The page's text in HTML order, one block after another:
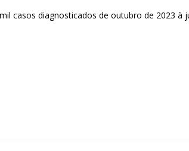
casos diagnosticados de outubro de 2023